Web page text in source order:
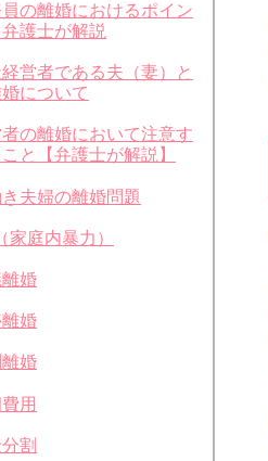
の離婚におけるポイン
弁護士が解説
営者である夫（妻）と
について
の離婚において注意す
と【弁護士が解説】
夫婦の離婚問題
家庭内暴力）
婚
婚
婚
用
割